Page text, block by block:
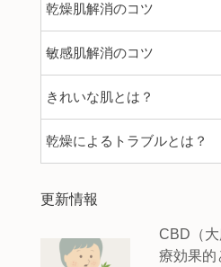
乾燥肌解消のコツ
敏感肌解消のコツ
きれいな肌とは？
乾燥によるトラブルとは？
更新情報
CBD（
療効果的